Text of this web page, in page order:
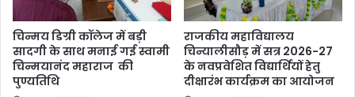
चिन्मय डिग्री कॉलेज में बड़ी
सादगी के साथ मनाई गई स्वामी
चिन्मयानंद महाराज की
पुण्यतिथि
राजकीय महाविद्यालय
चिन्यालीसौड़ में सत्र 2026-27
के नवप्रवेशित विद्यार्थियों हेतु
दीक्षारंभ कार्यक्रम का आयोजन